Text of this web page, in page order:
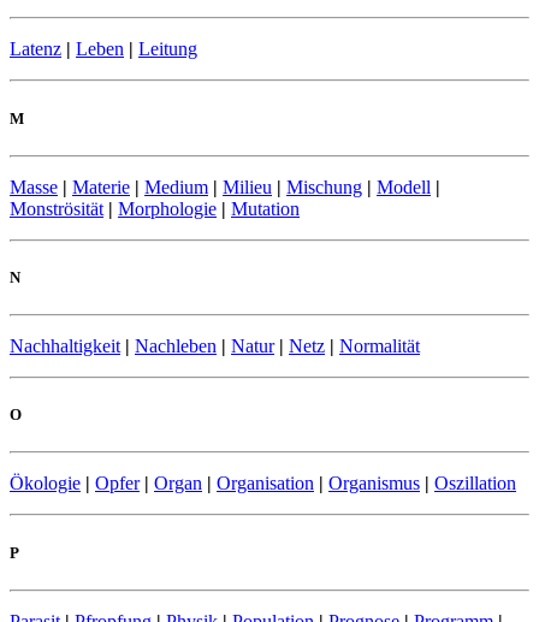
Latenz | Leben | Leitung
M
Masse | Materie | Medium | Milieu | Mischung | Modell |
Monströsität | Morphologie | Mutation
N
Nachhaltigkeit | Nachleben | Natur | Netz | Normalität
O
Ökologie | Opfer | Organ | Organisation | Organismus | Oszillation
P